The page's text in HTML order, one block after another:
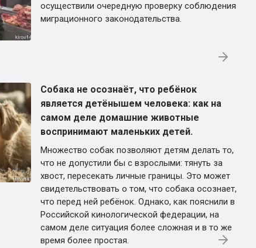
осуществили очередную проверку соблюдения
миграционного законодательства.
Собака не осознаёт, что ребёнок
является детёнышем человека: как на
самом деле домашние животные
воспринимают маленьких детей.
Множество собак позволяют детям делать то,
что не допустили бы с взрослыми: тянуть за
хвост, пересекать личные границы. Это может
свидетельствовать о том, что собака осознает,
что перед ней ребёнок. Однако, как пояснили в
Российской кинологической федерации, на
самом деле ситуация более сложная и в то же
время более простая.